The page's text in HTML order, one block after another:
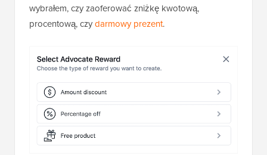
wybrałem, czy zaoferować zniżkę kwotową,
procentową, czydarmowy prezent.